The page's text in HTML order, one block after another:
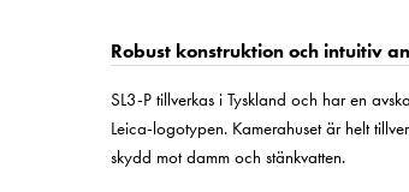
Robust konstruktion och intuitiv
SL3-P tillverkas i Tyskland och har en
Leica-logotypen. Kamerahuset är helt
skydd mot damm och stänkvatten.